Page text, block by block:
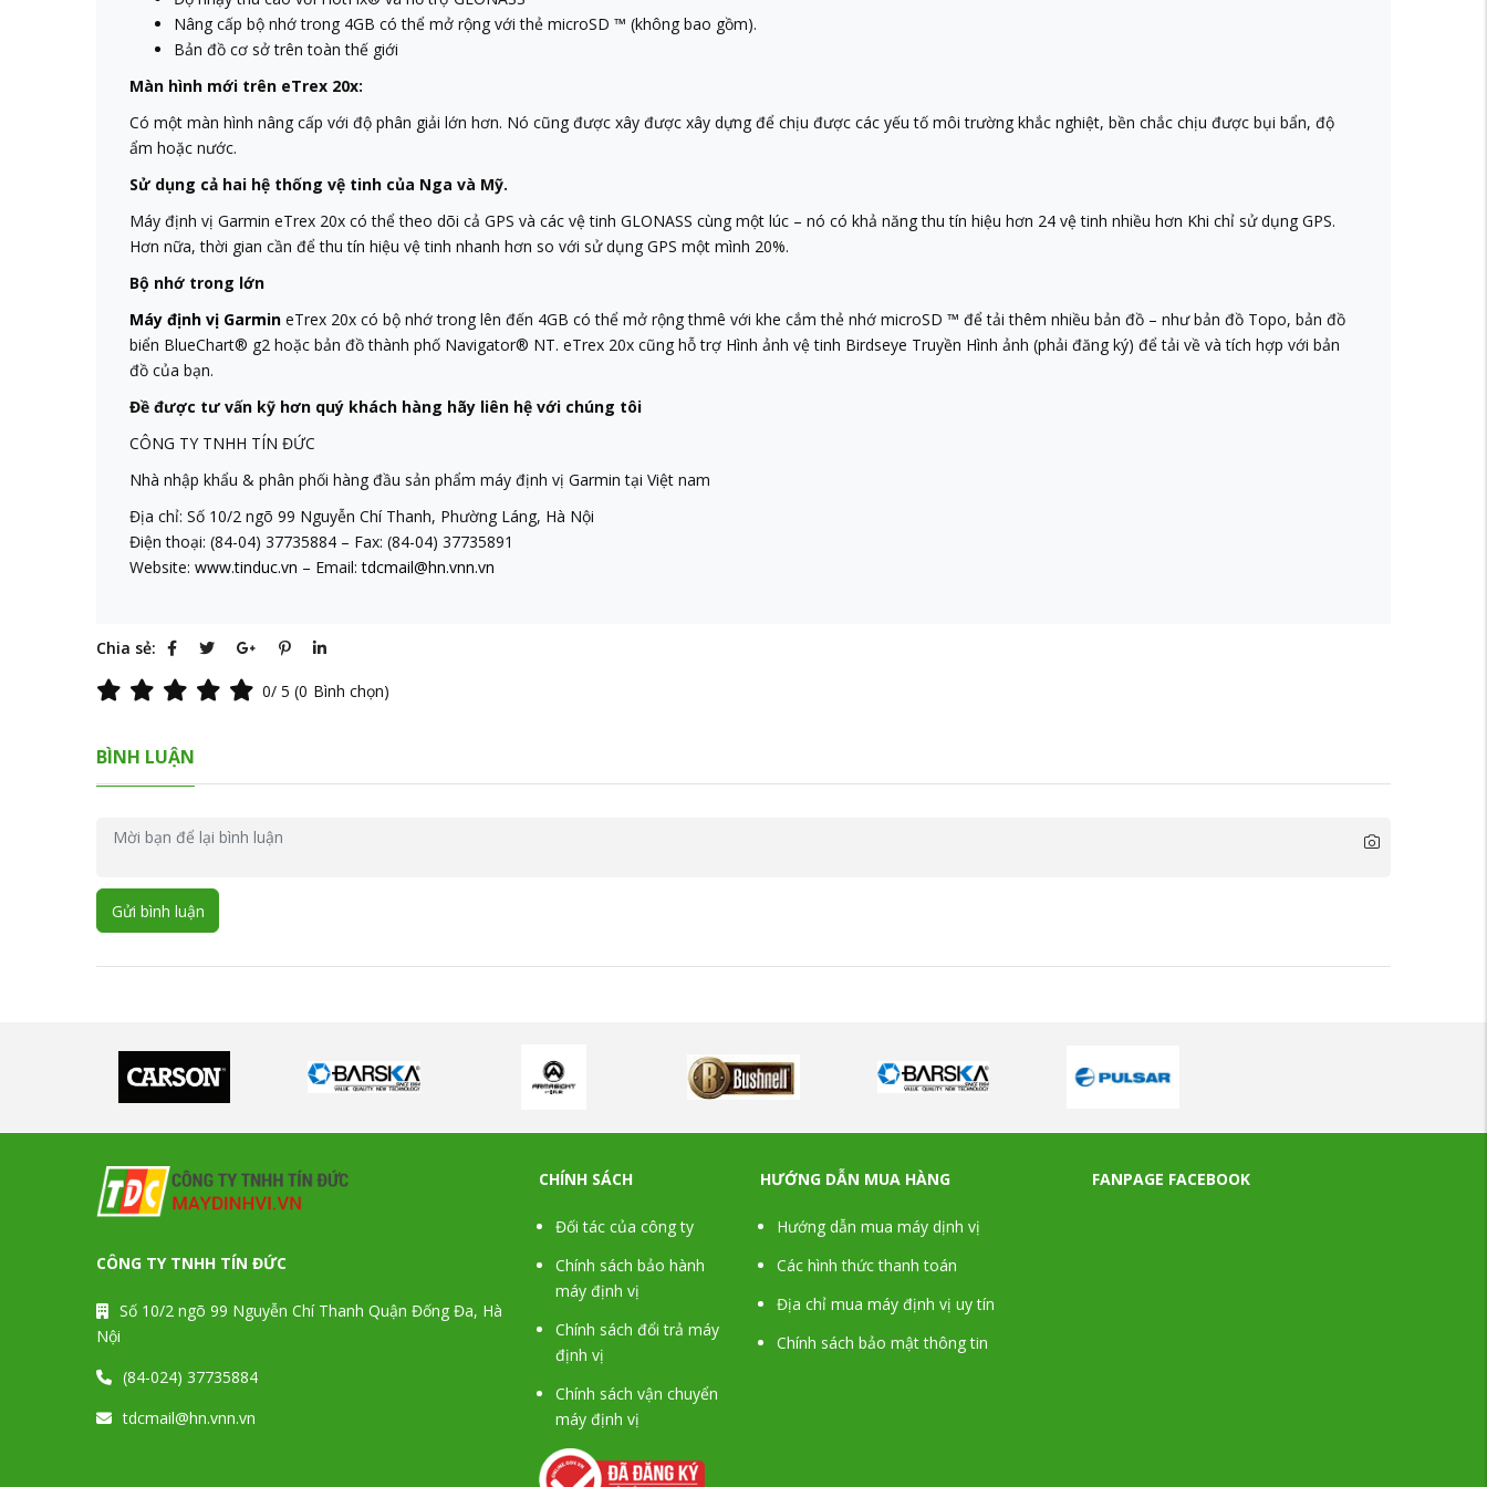
Nâng cấp bộ nhớ trong 4GB có thể mở rộng với thẻ microSD ™ (không bao gồm).
Bản đồ cơ sở trên toàn thế giới
Màn hình mới trên eTrex 20x:
Có một màn hình nâng cấp với độ phân giải lớn hơn. Nó cũng được xây được xây dựng để chịu được các yếu tố môi trường khắc nghiệt, bền chắc chịu được bụi bẩn, độ
ẩm hoặc nước.
Sử dụng cả hai hệ thống vệ tinh của Nga và Mỹ.
Máy định vị Garmin eTrex 20x có thể theo dõi cả GPS và các vệ tinh GLONASS cùng một lúc – nó có khả năng thu tín hiệu hơn 24 vệ tinh nhiều hơn Khi chỉ sử dụng GPS.
Hơn nữa, thời gian cần để thu tín hiệu vệ tinh nhanh hơn so với sử dụng GPS một mình 20%.
Bộ nhớ trong lớn
Máy định vị Garmin eTrex 20x có bộ nhớ trong lên đến 4GB có thể mở rộng thmê với khe cắm thẻ nhớ microSD ™ để tải thêm nhiều bản đồ – như bản đồ Topo, bản đồ
biển BlueChart® g2 hoặc bản đồ thành phố Navigator® NT. eTrex 20x cũng hỗ trợ Hình ảnh vệ tinh Birdseye Truyền Hình ảnh (phải đăng ký) để tải về và tích hợp với bản
đồ của bạn.
Đề được tư vấn kỹ hơn quý khách hàng hãy liên hệ với chúng tôi
CÔNG TY TNHH TÍN ĐỨC
Nhà nhập khẩu & phân phối hàng đầu sản phẩm máy định vị Garmin tại Việt nam
Địa chỉ: Số 10/2 ngõ 99 Nguyễn Chí Thanh, Phường Láng, Hà Nội
Điện thoại: (84-04) 37735884 – Fax: (84-04) 37735891
Website: www.tinduc.vn – Email:tdcmail@hn.vnn.vn
Chia sẻ:
0/ 5 (0 Bình chọn)
BÌNH LUẬN
Gửi bình luận
CÔNG TY TNHH TÍN ĐỨC
Số 10/2 ngõ 99 Nguyễn Chí Thanh Quận Đống Đa, Hà
Nội
(84-024) 37735884
tdcmail@hn.vnn.vn
CHÍNH SÁCH
Đối tác của công ty
Chính sách bảo hành
máy định vị
Chính sách đổi trả máy
định vị
Chính sách vận chuyển
máy định vị
HƯỚNG DẪN MUA HÀNG
Hướng dẫn mua máy dịnh vị
Các hình thức thanh toán
Địa chỉ mua máy định vị uy tín
Chính sách bảo mật thông tin
FANPAGE FACEBOOK